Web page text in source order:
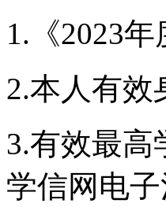
1.《2023
2.本人有效
3.有效最高
学信网电